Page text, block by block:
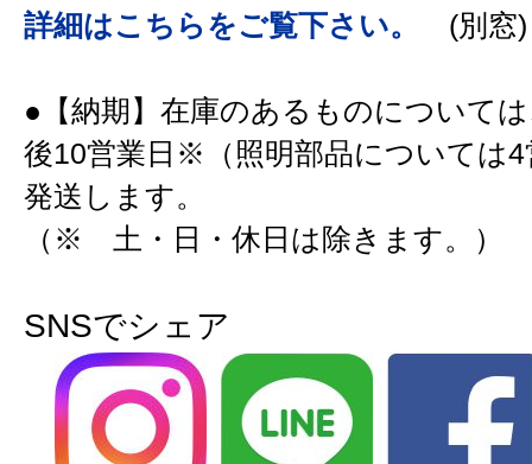
詳細はこちらをご覧下さい。
(別窓)
●【納期】在庫のあるものについて
後10営業日※（照明部品については4
発送します。
（※ 土・日・休日は除きます。）
SNSでシェア